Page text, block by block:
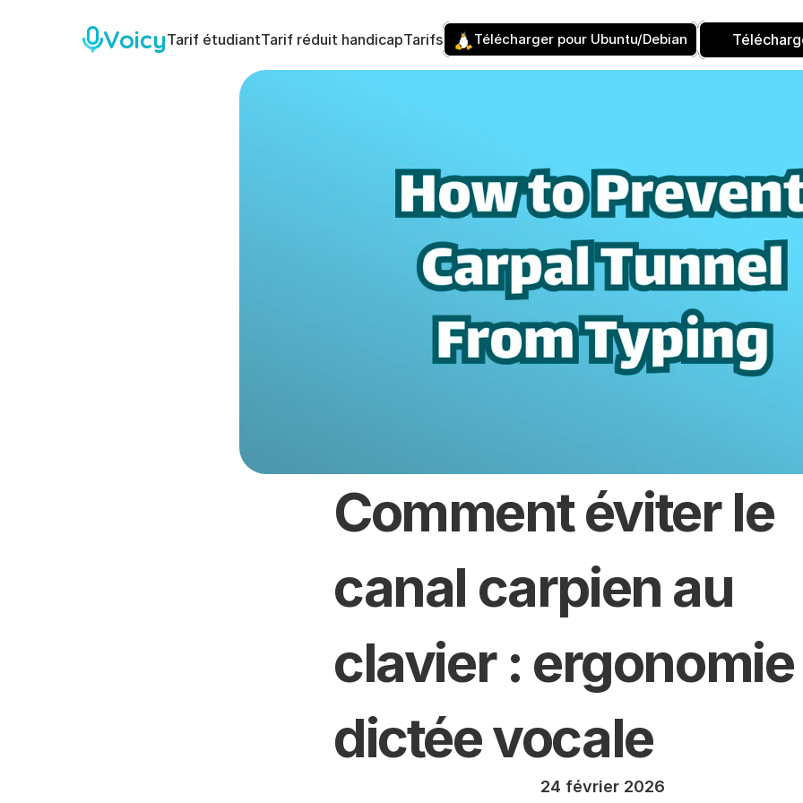
VoicyTarif étudiantTarif réduit handicapTarifs Télécharger pour Ubuntu/Debian
Comment éviter le
canal carpien au
clavier :
dictée vocale
24 février 2026